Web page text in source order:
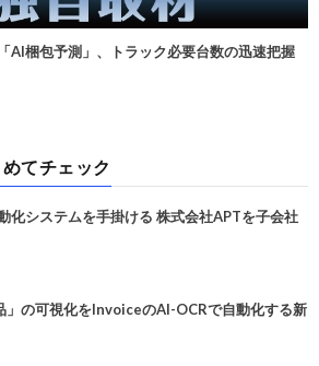
AI梱包予測」、トラック必要台数の迅速把握
めてチェック
化システムを手掛ける 株式会社APTを子会社
の可視化をInvoiceのAI-OCRで自動化する新